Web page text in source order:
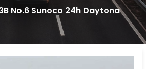
No.6 Sunoco 24h Daytona